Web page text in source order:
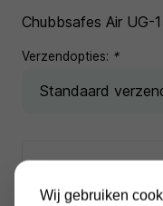
Chubbsafes Air UG-
Verzendopties: *
Wij gebruiken